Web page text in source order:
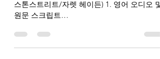
스톤스트리트/자렛 헤이든) 1. 영어 오디오 및
원문 스크립트
fallen-world/ 2. 한국어 오디오 및 번역...